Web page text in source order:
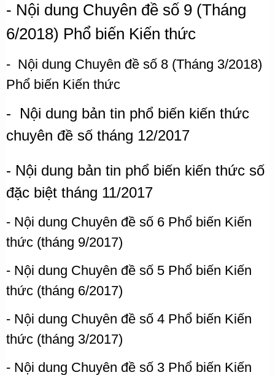
- Nội dung Chuyên đề số 9 (Tháng
6/2018) Phổ biến Kiến thức
- Nội dung Chuyên đề số 8 (Tháng 3/2018)
Phổ biến Kiến thức
-
Nội dung bản tin phổ biến kiến thức
chuyên đề số tháng 12/2017
- Nội dung bản tin phổ biến kiến thức số
đặc biệt tháng 11/2017
- Nội dung Chuyên đề số 6 Phổ biến Kiến
thức (tháng 9/2017)
- Nội dung Chuyên đề số 5 Phổ biến Kiến
thức (tháng 6/2017)
- Nội dung Chuyên đề số 4 Phổ biến Kiến
thức (tháng 3/2017)
- Nội dung Chuyên đề số 3 Phổ biến Kiến